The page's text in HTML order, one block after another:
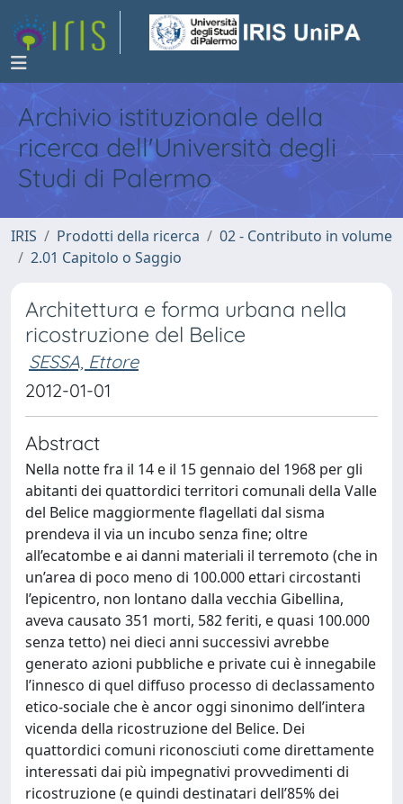
Archivio istituzionale della
ricerca dell'Università degli
Studi di Palermo
IRIS Prodotti della ricerca
02 - Contributo in volume
2.01 Capitolo o Saggio
Architettura e forma urbana nella
ricostruzione del Belice
SESSA, Ettore
2012-01-01
Abstract
Nella notte fra il 14 e il 15 gennaio del 1968 per gli
abitanti dei quattordici territori comunali della Valle
del Belice maggiormente flagellati dal sisma
prendeva il via un incubo senza fine; oltre
all’ecatombe e ai danni materiali il terremoto (che in
un’area di poco meno di 100.000 ettari circostanti
l’epicentro, non lontano dalla vecchia Gibellina,
aveva causato 351 morti, 582 feriti, e quasi 100.000
senza tetto) nei dieci anni successivi avrebbe
generato azioni pubbliche e private cui è innegabile
l’innesco di quel diffuso processo di declassamento
etico-sociale che è ancor oggi sinonimo dell’intera
vicenda della ricostruzione del Belice. Dei
quattordici comuni riconosciuti come direttamente
interessati dai più impegnativi provvedimenti di
ricostruzione (e quindi destinatari dell’85% dei